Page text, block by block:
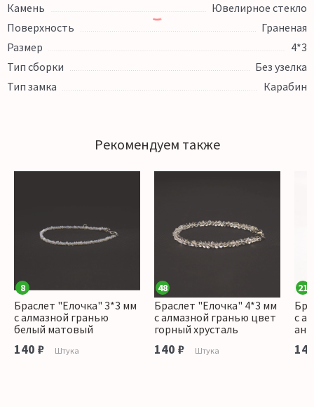
Камень
Ювелирное стекло
Поверхность
Граненая
Размер
4*3
Тип сборки
Без узелка
Тип замка
Карабин
Рекомендуем также
8
Браслет "Елочка" 3*3 мм
с алмазной гранью
белый матовый
140 ₽ Штука
48
Браслет "Елочка" 4*3 мм
с алмазной гранью цвет
горный хрусталь
140 ₽ Штука
21
с